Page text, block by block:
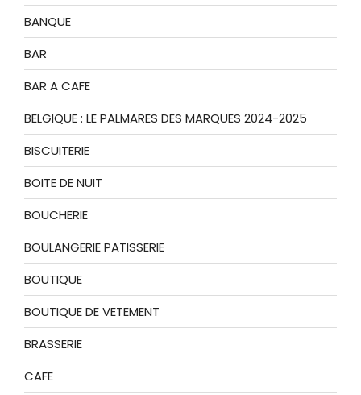
BANQUE
BAR
BAR A CAFE
BELGIQUE : LE PALMARES DES MARQUES 2024-2025
BISCUITERIE
BOITE DE NUIT
BOUCHERIE
BOULANGERIE PATISSERIE
BOUTIQUE
BOUTIQUE DE VETEMENT
BRASSERIE
CAFE